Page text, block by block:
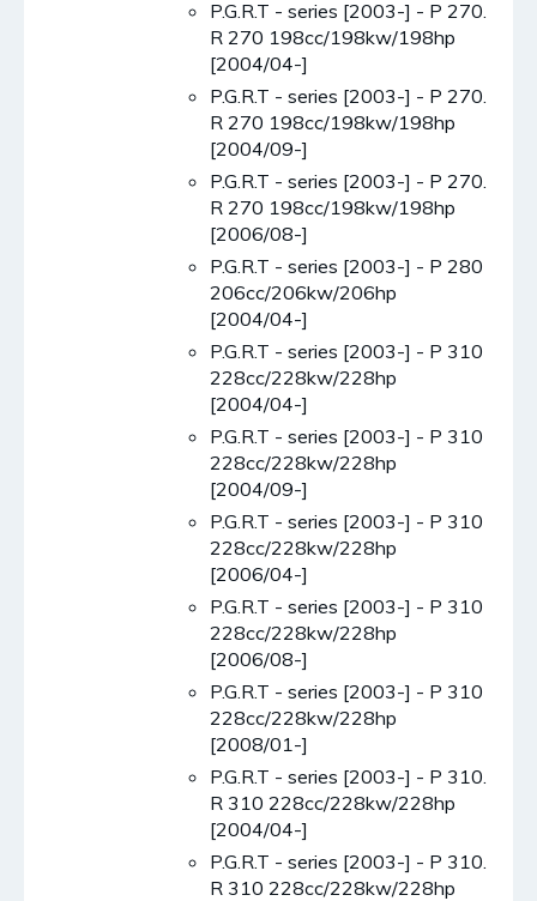
P.G.R.T - series [2003-] - P 270.
R 270 198cc/198kw/198hp
[2004/04-]
P.G.R.T - series [2003-] - P 270.
R 270 198cc/198kw/198hp
[2004/09-]
P.G.R.T - series [2003-] - P 270.
R 270 198cc/198kw/198hp
[2006/08-]
P.G.R.T - series [2003-] - P 280
206cc/206kw/206hp
[2004/04-]
P.G.R.T - series [2003-] - P 310
228cc/228kw/228hp
[2004/04-]
P.G.R.T - series [2003-] - P 310
228cc/228kw/228hp
[2004/09-]
P.G.R.T - series [2003-] - P 310
228cc/228kw/228hp
[2006/04-]
P.G.R.T - series [2003-] - P 310
228cc/228kw/228hp
[2006/08-]
P.G.R.T - series [2003-] - P 310
228cc/228kw/228hp
[2008/01-]
P.G.R.T - series [2003-] - P 310.
R 310 228cc/228kw/228hp
[2004/04-]
P.G.R.T - series [2003-] - P 310.
R 310 228cc/228kw/228hp